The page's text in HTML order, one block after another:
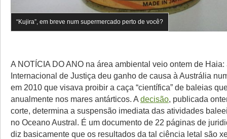
“Kujira”, em breve num supermercado perto de você?
A NOTÍCIA DO ANO na área ambiental veio ontem de Haia:
Internacional de Justiça deu ganho de causa à Austrália
em 2010 que visava proibir a caça “científica” de baleias
anualmente nos mares antárticos. A decisão, publicada
corte, determina a suspensão imediata das atividades
no Oceano Austral. É um documento de 22 páginas de
diz basicamente que os resultados da tal ciência letal são